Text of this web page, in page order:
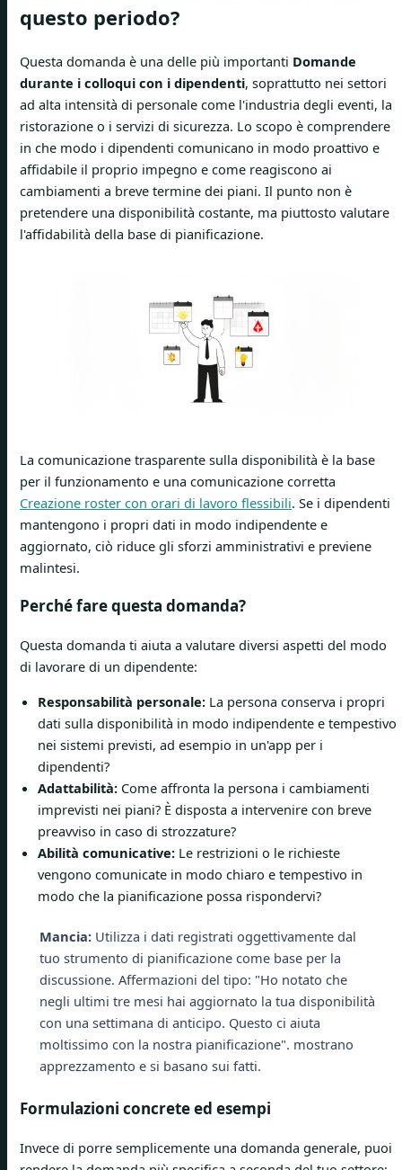
questo periodo?
Questa domanda è una delle più importanti Domande
durante i colloqui con i dipendenti, soprattutto nei settori
ad alta intensità di personale come l'industria degli eventi, la
ristorazione o i servizi di sicurezza. Lo scopo è comprendere
in che modo i dipendenti comunicano in modo proattivo e
affidabile il proprio impegno e come reagiscono ai
cambiamenti a breve termine dei piani. Il punto non è
pretendere una disponibilità costante, ma piuttosto valutare
l'affidabilità della base di pianificazione.
La comunicazione trasparente sulla disponibilità è la base
per il funzionamento e una comunicazione corretta
Creazione roster con orari di lavoro flessibili. Se i dipendenti
mantengono i propri dati in modo indipendente e
aggiornato, ciò riduce gli sforzi amministrativi e previene
malintesi.
Perché fare questa domanda?
Questa domanda ti aiuta a valutare diversi aspetti del modo
di lavorare di un dipendente:
Responsabilità personale: La persona conserva i propri
dati sulla disponibilità in modo indipendente e tempestivo
nei sistemi previsti, ad esempio in un'app per i
dipendenti?
Adattabilità: Come affronta la persona i cambiamenti
imprevisti nei piani? È disposta a intervenire con breve
preavviso in caso di strozzature?
Abilità comunicative: Le restrizioni o le richieste
vengono comunicate in modo chiaro e tempestivo in
modo che la pianificazione possa rispondervi?
Mancia:Utilizza i dati registrati oggettivamente dal
tuo strumento di pianificazione come base per la
discussione. Affermazioni del tipo: "Ho notato che
negli ultimi tre mesi hai aggiornato la tua disponibilità
con una settimana di anticipo. Questo ci aiuta
moltissimo con la nostra pianificazione". mostrano
apprezzamento e si basano sui fatti.
Formulazioni concrete ed esempi
Invece di porre semplicemente una domanda generale, puoi